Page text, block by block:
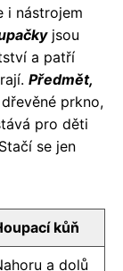
i nástrojem
jsou
a patří
Předmět,
prkno,
pro děti
se jen
kůň
a dolů